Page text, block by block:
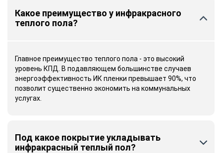
Какое преимущество у инфракрасного
теплого пола?
Главное преимущество теплого пола - это высокий
уровень КПД. В подавляющем большинстве случаев
энергоэффективность ИК пленки превышает 90%, что
позволит существенно экономить на коммунальных
услугах.
Под какое покрытие укладывать
инфракрасный теплый пол?